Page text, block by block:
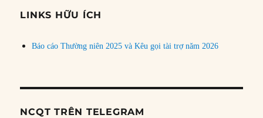
đề
LINKS HỮU ÍCH
Báo cáo Thường niên 2025 và Kêu gọi tài trợ năm 2026
NCQT TRÊN TELEGRAM